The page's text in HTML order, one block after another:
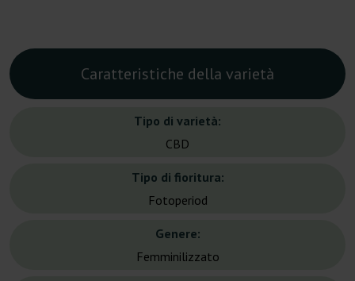
Caratteristiche della varietà
Tipo di varietà:
CBD
Tipo di fioritura:
Fotoperiod
Genere:
Femminilizzato